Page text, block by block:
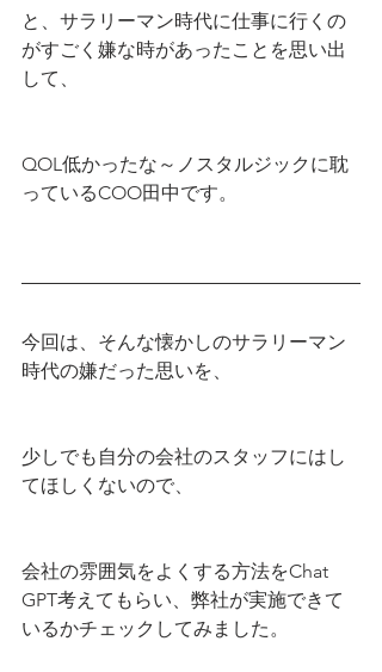
と、サラリーマン時代に仕事に行くの
がすごく嫌な時があったことを思い出
して、
QOL低かったな～ノスタルジックに耽
っているCOO田中です。
今回は、そんな懐かしのサラリーマン
時代の嫌だった思いを、
少しでも自分の会社のスタッフにはし
てほしくないので、
会社の雰囲気をよくする方法をChat
GPT考えてもらい、弊社が実施できて
いるかチェックしてみました。